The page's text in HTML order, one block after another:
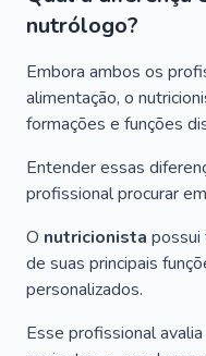
nutrólogo?
Embora ambos os
alimentação, o
formações e funções
Entender essas
profissional procurar
O nutricionista possui
de suas principais
personalizados.
Esse profissional